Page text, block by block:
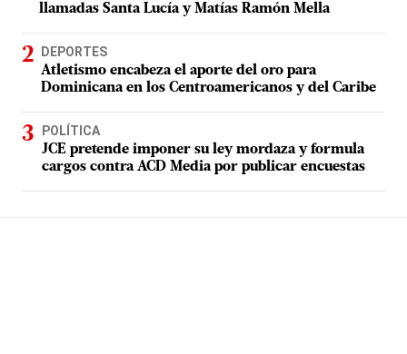
llamadas Santa Lucía y Matías Ramón Mella
DEPORTES
Atletismo encabeza el aporte del oro para
Dominicana en los Centroamericanos y del Caribe
POLÍTICA
JCE pretende imponer su ley mordaza y formula
cargos contra ACD Media por publicar encuestas